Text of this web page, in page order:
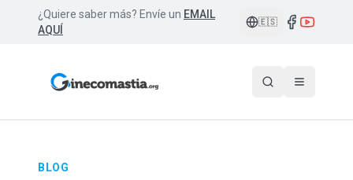
¿Quiere saber más? Envíe un EMAIL
AQUÍ
🇪🇸
BLOG